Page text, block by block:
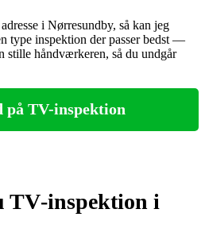
i Nørresundby, så kan jeg
type inspektion der passer bedst —
stille håndværkeren, så du undgår
på TV-inspektion
i